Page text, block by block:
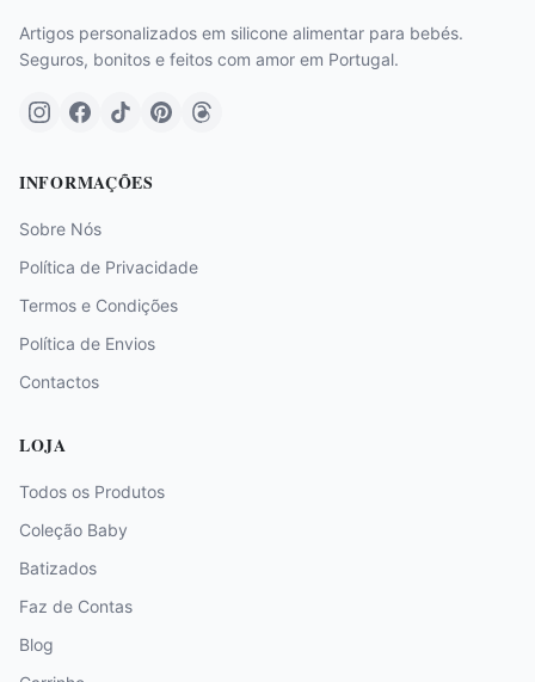
Artigos personalizados em silicone alimentar para bebés.
Seguros, bonitos e feitos com amor em Portugal.
INFORMAÇÕES
Sobre Nós
Política de Privacidade
Termos e Condições
Política de Envios
Contactos
LOJA
Todos os Produtos
Coleção Baby
Batizados
Faz de Contas
Blog